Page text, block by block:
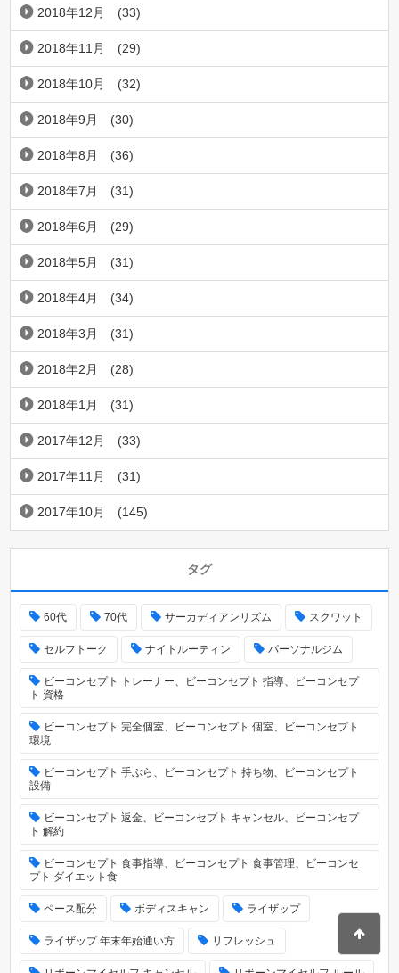
2018年12月 (33)
2018年11月 (29)
2018年10月 (32)
2018年9月 (30)
2018年8月 (36)
2018年7月 (31)
2018年6月 (29)
2018年5月 (31)
2018年4月 (34)
2018年3月 (31)
2018年2月 (28)
2018年1月 (31)
2017年12月 (33)
2017年11月 (31)
2017年10月 (145)
タグ
60代 70代 サーカディアンリズム スクワット
セルフトーク ナイトルーティン パーソナルジム
ビーコンセプト トレーナー、ビーコンセプト 指導、ビーコンセプ
ト 資格
ビーコンセプト 完全個室、ビーコンセプト 個室、ビーコンセプト
環境
ビーコンセプト 手ぶら、ビーコンセプト 持ち物、ビーコンセプト
設備
ビーコンセプト 返金、ビーコンセプト キャンセル、ビーコンセプ
ト 解約
ビーコンセプト 食事指導、ビーコンセプト 食事管理、ビーコンセ
プト ダイエット食
ペース配分 ボディスキャン ライザップ
ライザップ 年末年始通い方 リフレッシュ